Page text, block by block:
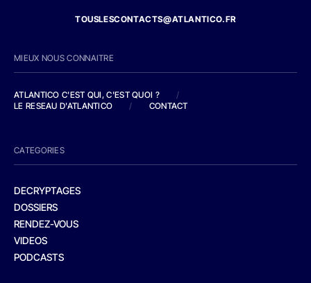
TOUSLESCONTACTS@ATLANTICO.FR
MIEUX NOUS CONNAITRE
ATLANTICO C'EST QUI, C'EST QUOI ?
/
LE RESEAU D'ATLANTICO
/ CONTACT
CATEGORIES
DECRYPTAGES
DOSSIERS
RENDEZ-VOUS
VIDEOS
PODCASTS